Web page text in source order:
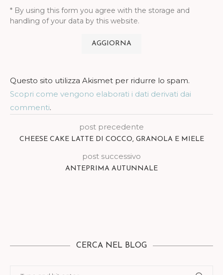
* By using this form you agree with the storage and
handling of your data by this website.
Questo sito utilizza Akismet per ridurre lo spam.
Scopri come vengono elaborati i dati derivati dai
commenti.
post precedente
CHEESE CAKE LATTE DI COCCO, GRANOLA E MIELE
post successivo
ANTEPRIMA AUTUNNALE
CERCA NEL BLOG